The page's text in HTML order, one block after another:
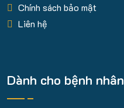
Chính sách bảo mật
Liên hệ
Dành cho bệnh nhân